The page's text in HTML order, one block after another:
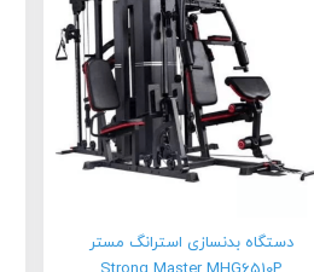
دستگاه بدنسازی استرانگ مستر